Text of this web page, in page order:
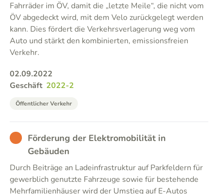
Fahrräder im ÖV, damit die „letzte Meile“, die nicht vom
ÖV abgedeckt wird, mit dem Velo zurückgelegt werden
kann. Dies fördert die Verkehrsverlagerung weg vom
Auto und stärkt den kombinierten, emissionsfreien
Verkehr.
02.09.2022
Geschäft 2022-2
Öffentlicher Verkehr
BAD Förderung der Elektromobilität in
Gebäuden
Durch Beiträge an Ladeinfrastruktur auf Parkfeldern für
gewerblich genutzte Fahrzeuge sowie für bestehende
Mehrfamilienhäuser wird der Umstieg auf E-Autos